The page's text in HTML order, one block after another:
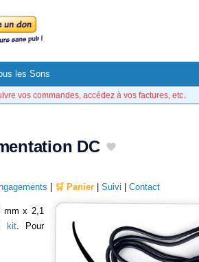
les Sons
vos commandes, accédez à vos factures, etc.
DC
| 🛒 Panier | Suivi | Contact
mm x 2,1
kit. Pour